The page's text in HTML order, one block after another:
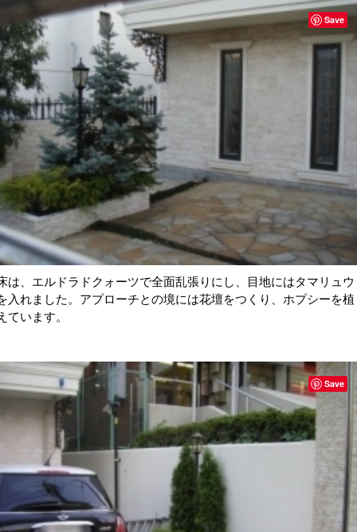
は、エルドラドクォーツで全面乱張りにし、目地にはタマリュウ
入れました。アプローチとの境には花壇をつくり、ホプシーを植
ています。
Save
Save